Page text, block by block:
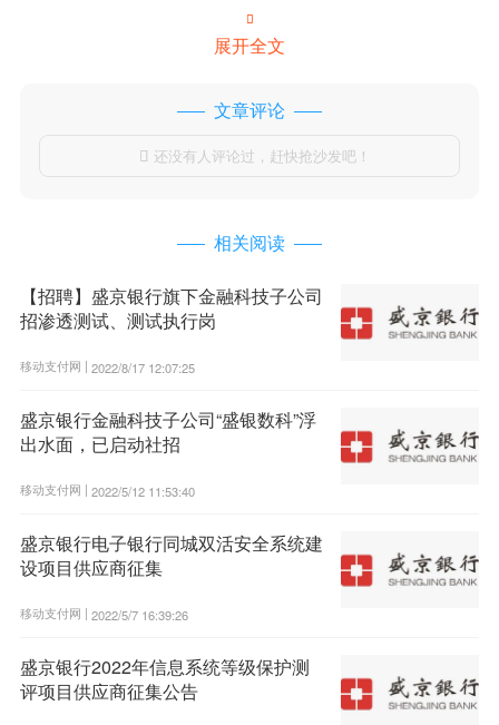

展开全文
文章评论
 还没有人评论过，赶快抢沙发吧！
相关阅读
【招聘】盛京银行旗下金融科技子公司
招渗透测试、测试执行岗
移动支付网 | 2022/8/17 12:07:25
盛京银行金融科技子公司“盛银数科”浮
出水面，已启动社招
移动支付网 | 2022/5/12 11:53:40
盛京银行电子银行同城双活安全系统建
设项目供应商征集
移动支付网 | 2022/5/7 16:39:26
盛京银行2022年信息系统等级保护测
评项目供应商征集公告